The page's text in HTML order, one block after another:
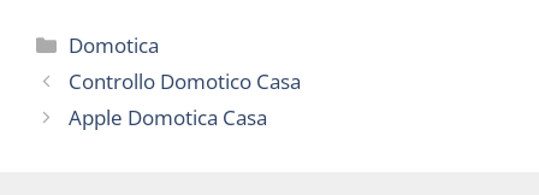
Categorie
Domotica
Controllo Domotico Casa
Apple Domotica Casa